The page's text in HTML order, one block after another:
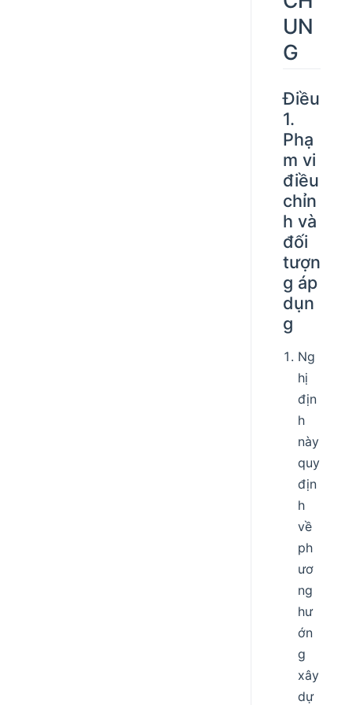
UN
G
Điều
1.
Phạ
m vi
điều
chỉn
h và
đối
tượn
g áp
dụn
g
Ng
hị
địn
h
này
quy
địn
h
về
ph
ươ
ng
hư
ớn
g
xây
dự